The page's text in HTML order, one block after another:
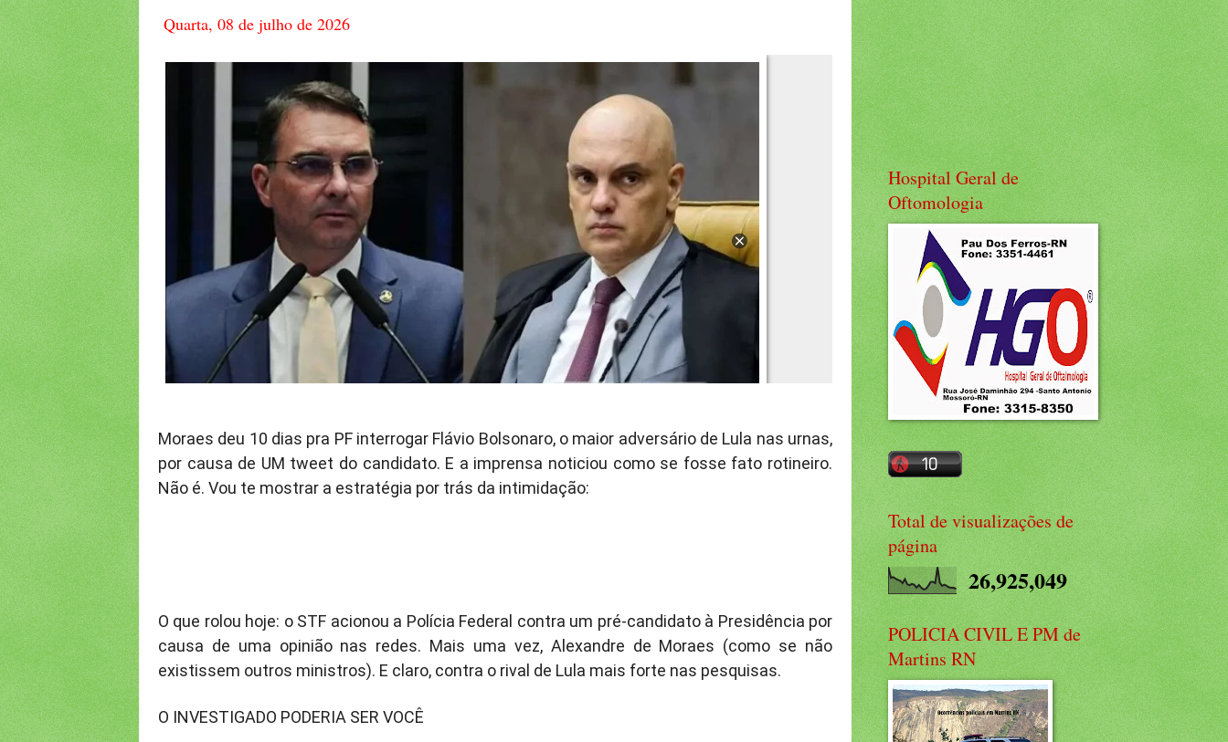
Quarta, 08 de julho de 2026
Moraes deu 10 dias pra PF interrogar Flávio Bolsonaro, o maior adversário de Lula nas urnas,
por causa de UM tweet do candidato. E a imprensa noticiou como se fosse fato rotineiro.
Não é. Vou te mostrar a estratégia por trás da intimidação:
O que rolou hoje: o STF acionou a Polícia Federal contra um pré-candidato à Presidência por
causa de uma opinião nas redes. Mais uma vez, Alexandre de Moraes (como se não
existissem outros ministros). E claro, contra o rival de Lula mais forte nas pesquisas.
O INVESTIGADO PODERIA SER VOCÊ
Hospital Geral de
Oftomologia
Total de visualizações de
página
26,925,049
POLICIA CIVIL E PM de
Martins RN